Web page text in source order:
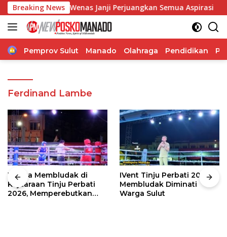
Langsung
ke
konten
Breaking News
Regina Wenas Janji Perjuangkan Semua Aspirasi
Home
Pemprov Sulut Manado Olahraga Pendidikan
Ferdinand Lambe
Warga Membludak di
Kejuaraan Tinju Perbati
2026, Memperebutkan
IVent Tinju Perbati 2026
Membludak Diminati
Warga Sulut